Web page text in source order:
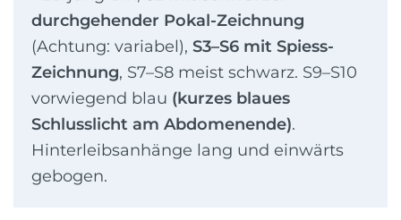
durchgehender Pokal-Zeichnung
(Achtung: variabel), S3–S6 mit Spiess-
Zeichnung, S7–S8 meist schwarz. S9–S10
vorwiegend blau (kurzes blaues
Schlusslicht am Abdomenende).
Hinterleibsanhänge lang und einwärts
gebogen.